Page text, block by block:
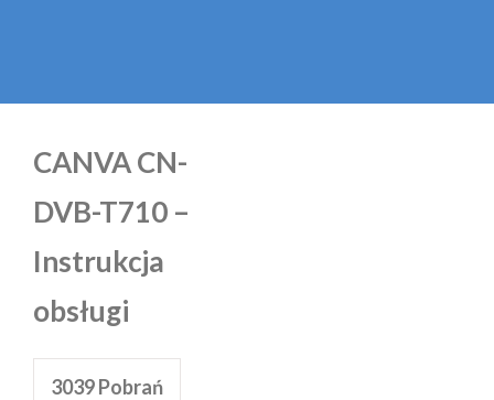
CANVA CN-
DVB-T710 –
Instrukcja
obsługi
3039Pobrań